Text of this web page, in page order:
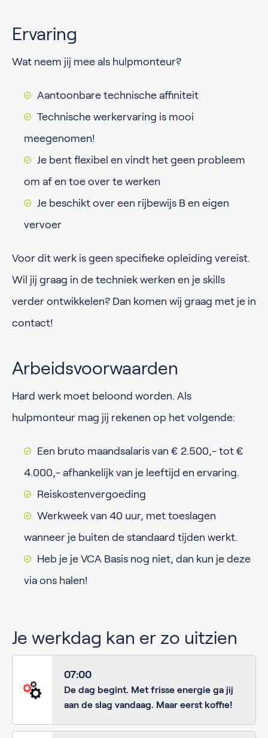
Ervaring
Wat neem jij mee als hulpmonteur?
Aantoonbare technische affiniteit
Technische werkervaring is mooi
meegenomen!
Je bent flexibel en vindt het geen probleem
om af en toe over te werken
Je beschikt over een rijbewijs B en eigen
vervoer
Voor dit werk is geen specifieke opleiding vereist.
Wil jij graag in de techniek werken en je skills
verder ontwikkelen? Dan komen wij graag met je in
contact!
Arbeidsvoorwaarden
Hard werk moet beloond worden. Als
hulpmonteur mag jij rekenen op het volgende:
Een bruto maandsalaris van € 2.500,- tot €
4.000,- afhankelijk van je leeftijd en ervaring.
Reiskostenvergoeding
Werkweek van 40 uur, met toeslagen
wanneer je buiten de standaard tijden werkt.
Heb je je VCA Basis nog niet, dan kun je deze
via ons halen!
Je werkdag kan er zo uitzien
07:00
De dag begint. Met frisse energie ga jij
aan de slag vandaag. Maar eerst koffie!